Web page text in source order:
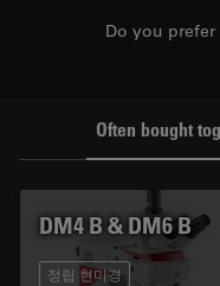
Do you
Often bought
DM4 B & DM6 B
정립 현미경